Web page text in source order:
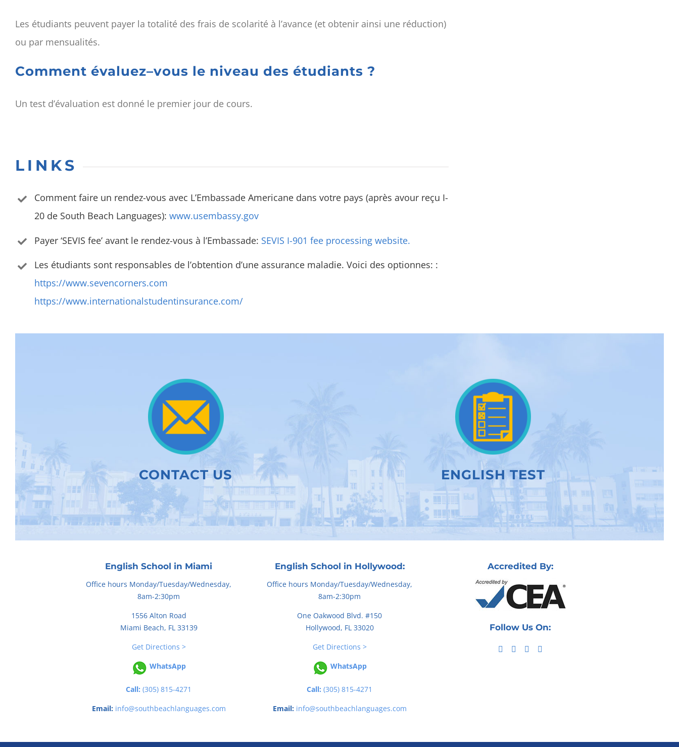
Les étudiants peuvent payer la totalité des frais de scolarité à l’avance (et obtenir ainsi une réduction)
ou par mensualités.
Comment évaluez–vous le niveau des étudiants ?
Un test d’évaluation est donné le premier jour de cours.
LINKS
Comment faire un rendez-vous avec L’Embassade Americane dans votre pays (après avour reçu I-
20 de South Beach Languages):www.usembassy.gov
Payer ‘SEVIS fee’ avant le rendez-vous à l’Embassade: SEVIS I-901 fee processing website.
Les étudiants sont responsables de l’obtention d’une assurance maladie. Voici des optionnes: :
https://www.sevencorners.com
https://www.internationalstudentinsurance.com/
CONTACT US ENGLISH TEST
English School in Miami
Office hours Monday/Tuesday/Wednesday,
8am-2:30pm
1556 Alton Road
Miami Beach, FL 33139
Get Directions >
WhatsApp
Call: (305) 815-4271
Email: info@southbeachlanguages.com
English School in Hollywood:
Office hours Monday/Tuesday/Wednesday,
8am-2:30pm
One Oakwood Blvd. #150
Hollywood, FL 33020
Get Directions >
WhatsApp
Call: (305) 815-4271
Email: info@southbeachlanguages.com
Accredited By:
Follow Us On: